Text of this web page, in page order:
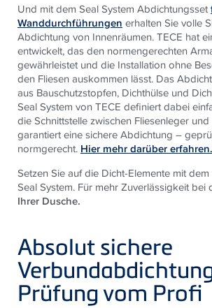
Und mit dem Seal System Abdichtungsset
Wanddurchführungen erhalten Sie volle
Abdichtung von Innenräumen.TECE hat
entwickelt, das den normengerechten
gewährleistet und die Installation ohne
den Fliesen auskommen lässt. Das
aus Bauschutzstopfen, Dichthülse und
Seal System vonTECE definiert dabei
die Schnittstelle zwischen Fliesenleger
garantiert eine sichere Abdichtung –
normgerecht. Hier mehr darüber erfahren.
Setzen Sie auf die Dicht-Elemente mit
Seal System. Für mehr Zuverlässigkeit bei
Ihrer Dusche.
Absolut sichere
Prüfung vom Profi